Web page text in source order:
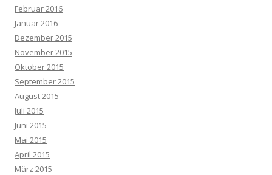
Februar 2016
Januar 2016
Dezember 2015
November 2015
Oktober 2015
September 2015
August 2015
Juli 2015
Juni 2015
Mai 2015
April 2015
März 2015